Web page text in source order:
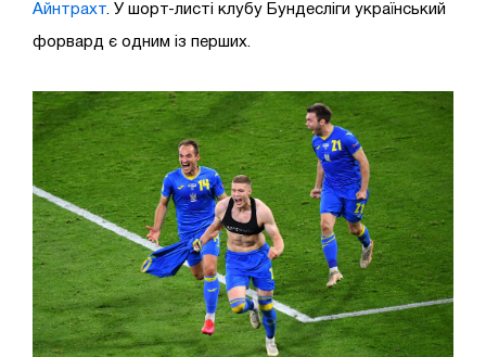
Айнтрахт . У шорт-листі клубу Бундесліги український
форвард є одним із перших.